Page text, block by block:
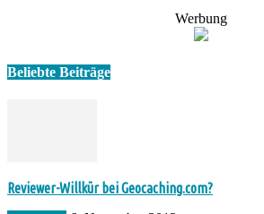
Werbung
Beliebte Beiträge
Reviewer-Willkür bei Geocaching.com?